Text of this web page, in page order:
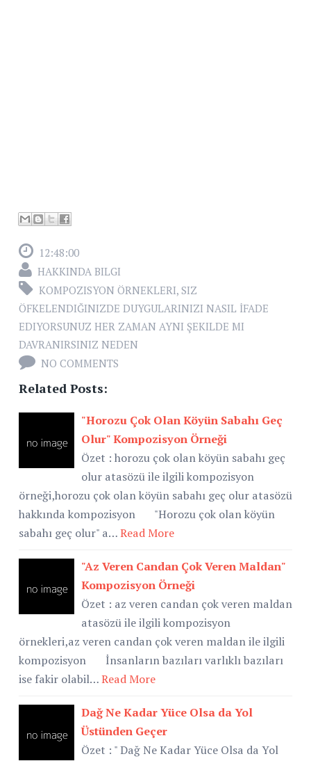
12:48:00
HAKKINDA BILGI
KOMPOZISYON ÖRNEKLERI, SIZ
ÖFKELENDIĞINIZDE DUYGULARINIZI NASIL İFADE
EDIYORSUNUZ HER ZAMAN AYNI ŞEKILDE MI
DAVRANIRSINIZ NEDEN
NO COMMENTS
Related Posts:
"Horozu Çok Olan Köyün Sabahı Geç
Olur" Kompozisyon Örneği
Özet : horozu çok olan köyün sabahı geç
olur atasözü ile ilgili kompozisyon
örneği,horozu çok olan köyün sabahı geç olur atasözü
hakkında kompozisyon "Horozu çok olan köyün
sabahı geç olur" a…Read More
"Az Veren Candan Çok Veren Maldan"
Kompozisyon Örneği
Özet : az veren candan çok veren maldan
atasözü ile ilgili kompozisyon
örnekleri,az veren candan çok veren maldan ile ilgili
kompozisyon İnsanların bazıları varlıklı bazıları
ise fakir olabil…Read More
Dağ Ne Kadar Yüce Olsa da Yol
Üstünden Geçer
Özet : " Dağ Ne Kadar Yüce Olsa da Yol